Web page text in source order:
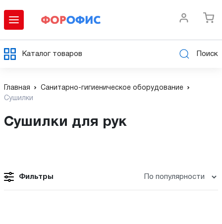
Каталог товаров Поиск
Главная
Cанитарно-гигиеническое оборудование
Сушилки
Сушилки для рук
Фильтры